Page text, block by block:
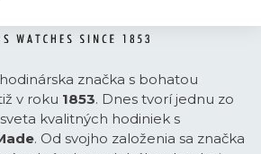
značka s bohatou
v roku 1853. Dnes tvorí jednu zo
kvalitných hodiniek s
. Od svojho založenia sa značka